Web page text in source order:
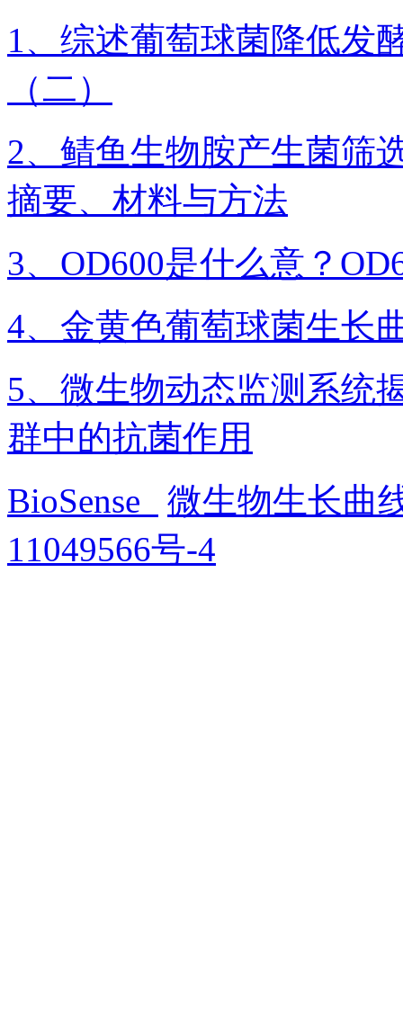
1、综述葡萄球菌降低发
（二）
2、鲭鱼生物胺产生菌
摘要、材料与方法
3、​OD600是什么意？
4、金黄色葡萄球菌生长
5、微生物动态监测系统
群中的抗菌作用
BioSense
微生物生长曲
11049566号-4